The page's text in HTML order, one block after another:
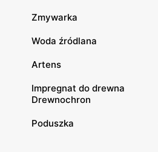
Zmywarka
Woda źródlana
Artens
Impregnat do drewna
Drewnochron
Poduszka